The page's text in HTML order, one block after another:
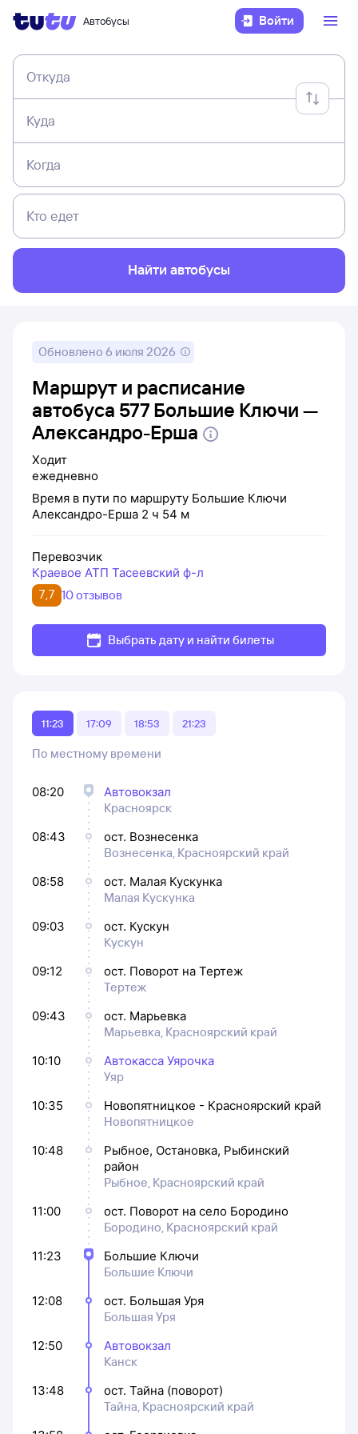
Автобусы Войти
Откуда
Куда
Когда
Кто едет
Найти автобусы
Обновлено 6 июля 2026
Маршрут и расписание
автобуса 577 Большие Ключи —
Александро-Ерша
Ходит
ежедневно
Время в пути по маршруту Большие Ключи
Александро-Ерша 2 ч 54 м
Перевозчик
Краевое АТП Тасеевский ф-л
7,7 10 отзывов
Выбрать дату и найти билеты
11:23 17:09 18:53 21:23
По местному времени
08:20
Автовокзал
Красноярск
08:43
ост. Вознесенка
Вознесенка, Красноярский край
08:58
ост. Малая Кускунка
Малая Кускунка
09:03
ост. Кускун
Кускун
09:12
ост. Поворот на Тертеж
Тертеж
09:43
ост. Марьевка
Марьевка, Красноярский край
10:10
Автокасса Уярочка
Уяр
10:35
Новопятницкое - Красноярский край
Новопятницкое
10:48
Рыбное, Остановка, Рыбинский
район
Рыбное, Красноярский край
11:00
ост. Поворот на село Бородино
Бородино, Красноярский край
11:23
Большие Ключи
Большие Ключи
12:08
ост. Большая Уря
Большая Уря
12:50
Автовокзал
Канск
13:48
ост. Тайна (поворот)
Тайна, Красноярский край